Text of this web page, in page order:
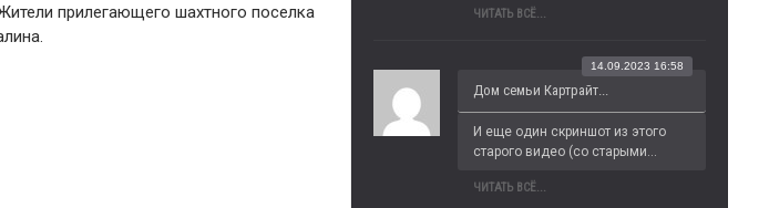
прилегающего шахтного поселка
ЧИТАТЬ ВСЁ...
Дом семьи Картрайт...
14.09.2023 16:58
И еще один скриншот из этого
старого видео (со старыми...
ЧИТАТЬ ВСЁ...